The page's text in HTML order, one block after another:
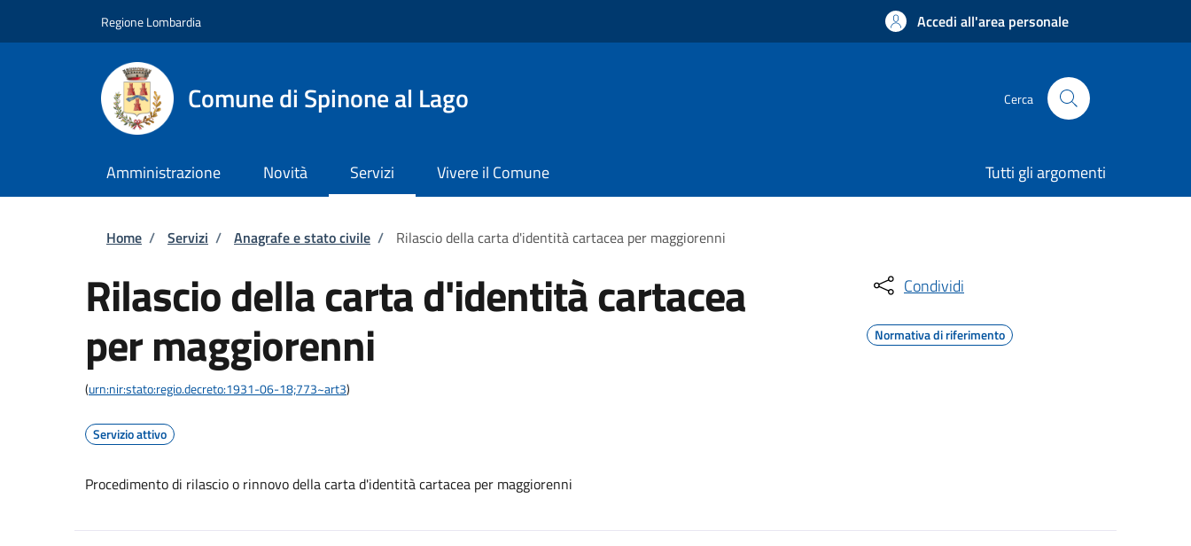
Regione Lombardia Accedi all'area personale
Comune di Spinone al Lago Cerca
Amministrazione Novità Servizi Vivere il Comune Tutti gli argomenti
Briciole di pane
Home / Servizi / Anagrafe e stato civile / Rilascio della carta d'identità cartacea per maggiorenni
Rilascio della carta d'identità cartacea
per maggiorenni
(urn:nir:stato:regio.decreto:1931-06-18;773~art3)
Servizio attivo
Procedimento di rilascio o rinnovo della carta d'identità cartacea per maggiorenni
Condividi
Normativa di riferimento